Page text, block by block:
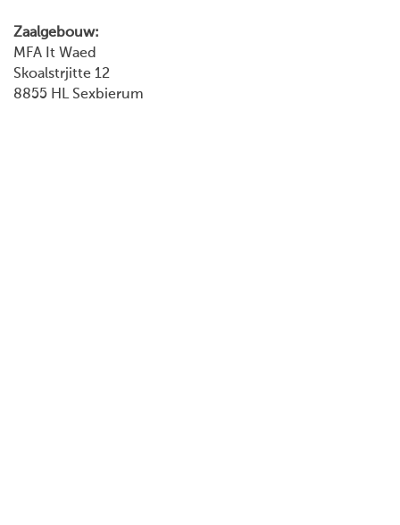
Zaalgebouw:
MFA It Waed
Skoalstrjitte 12
8855 HL Sexbierum